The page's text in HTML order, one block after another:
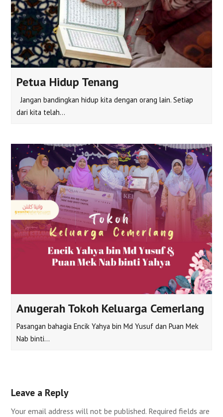
Petua Hidup Tenang
Jangan bandingkan hidup kita dengan orang lain. Setiap
dari kita telah…
Anugerah Tokoh Keluarga Cemerlang
Pasangan bahagia Encik Yahya bin Md Yusuf dan Puan Mek
Nab binti…
Leave a Reply
Your email address will not be published. Required fields are